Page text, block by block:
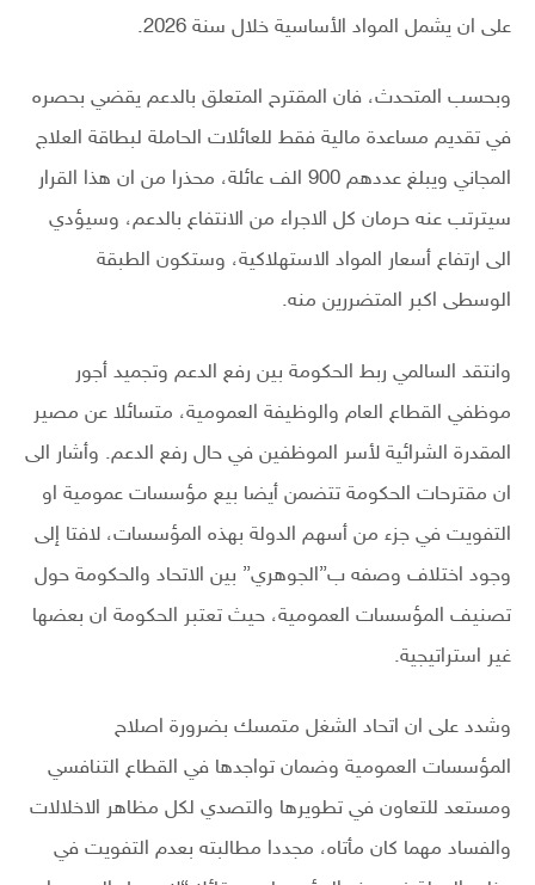
على ان يشمل المواد الأساسية خلال سنة 2026.
وبحسب المتحدث، فان المقترح المتعلق بالدعم يقضي بحصره
في تقديم مساعدة مالية فقط للعائلات الحاملة لبطاقة العلاج
المجاني ويبلغ عددهم 900 الف عائلة، محذرا من ان هذا القرار
سيترتب عنه حرمان كل الاجراء من الانتفاع بالدعم، وسيؤدي
الى ارتفاع أسعار المواد الاستهلاكية، وستكون الطبقة
الوسطى اكبر المتضررين منه.
وانتقد السالمي ربط الحكومة بين رفع الدعم وتجميد أجور
موظفي القطاع العام والوظيفة العمومية، متسائلا عن مصير
المقدرة الشرائية لأسر الموظفين في حال رفع الدعم. وأشار الى
ان مقترحات الحكومة تتضمن أيضا بيع مؤسسات عمومية او
التفويت في جزء من أسهم الدولة بهذه المؤسسات، لافتا إلى
وجود اختلاف وصفه ب”الجوهري” بين الاتحاد والحكومة حول
تصنيف المؤسسات العمومية، حيث تعتبر الحكومة ان بعضها
غير استراتيجية.
وشدد على ان اتحاد الشغل متمسك بضرورة اصلاح
المؤسسات العمومية وضمان تواجدها في القطاع التنافسي
ومستعد للتعاون في تطويرها والتصدي لكل مظاهر الاخلالات
والفساد مهما كان مأتاه، مجددا مطالبته بعدم التفويت في